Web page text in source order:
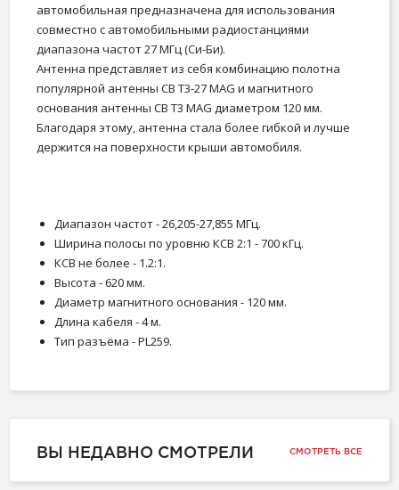
автомобильная предназначена для использования
совместно с автомобильными радиостанциями
диапазона частот 27 МГц (Си-Би).
Антенна представляет из себя комбинацию полотна
популярной антенны CB T3-27 MAG и магнитного
основания антенны CB T3 MAG диаметром 120 мм.
Благодаря этому, антенна стала более гибкой и лучше
держится на поверхности крыши автомобиля.
Диапазон частот - 26,205-27,855 МГц.
Ширина полосы по уровню КСВ 2:1 - 700 кГц.
КСВ не более - 1.2:1.
Высота - 620 мм.
Диаметр магнитного основания - 120 мм.
Длина кабеля - 4 м.
Тип разъёма - PL259.
ВЫ НЕДАВНО СМОТРЕЛИ СМОТРЕТЬ ВСЕ